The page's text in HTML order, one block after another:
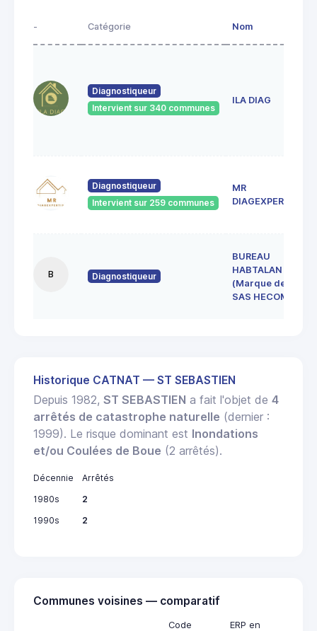
- Catégorie Nom
Diagnostiqueur
Intervient sur 340 communes
ILA DIAG
Diagnostiqueur
Intervient sur 259 communes
MR
DIAGEXPERTISE
B Diagnostiqueur
BUREAU
HABTALAN
(Marque de la
SAS HECOME)
Historique CATNAT — ST SEBASTIEN
Depuis 1982, ST SEBASTIEN a fait l'objet de 4
arrêtés de catastrophe naturelle (dernier :
1999). Le risque dominant est Inondations
et/ou Coulées de Boue (2 arrêtés).
Décennie
Arrêtés
1980s
2
1990s
2
Communes voisines — comparatif
Code
ERP en